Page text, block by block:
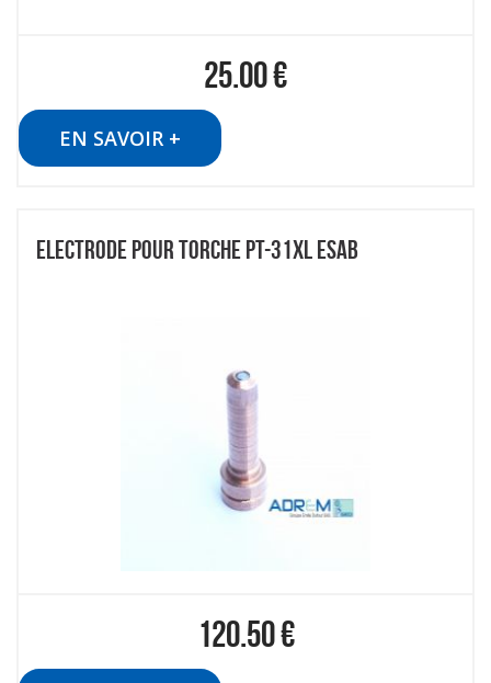
25.00€
EN SAVOIR +
ELECTRODE POUR TORCHE PT-31XL ESAB
120.50€